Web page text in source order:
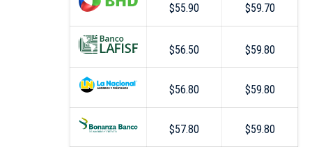
$55.90 $59.70
$56.50 $59.80
$56.80 $59.80
$57.80 $59.80